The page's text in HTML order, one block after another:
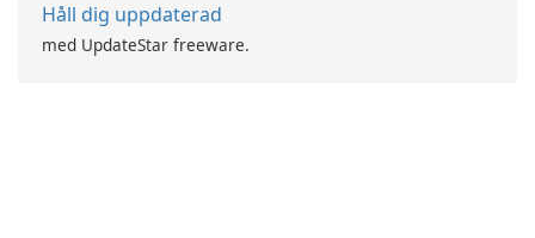
Håll dig uppdaterad
med UpdateStar freeware.